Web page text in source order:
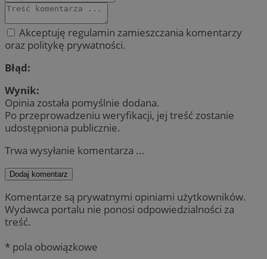
Akceptuję regulamin zamieszczania komentarzy
oraz politykę prywatności.
Błąd:
Wynik:
Opinia została pomyślnie dodana.
Po przeprowadzeniu weryfikacji, jej treść zostanie
udostępniona publicznie.
Trwa wysyłanie komentarza ...
Dodaj komentarz
Komentarze są prywatnymi opiniami użytkowników.
Wydawca portalu nie ponosi odpowiedzialności za
treść.
* pola obowiązkowe